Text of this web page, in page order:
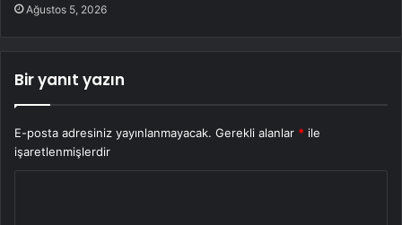
Ağustos 5, 2026
Bir yanıt yazın
E-posta adresiniz yayınlanmayacak. Gerekli alanlar * ile
işaretlenmişlerdir